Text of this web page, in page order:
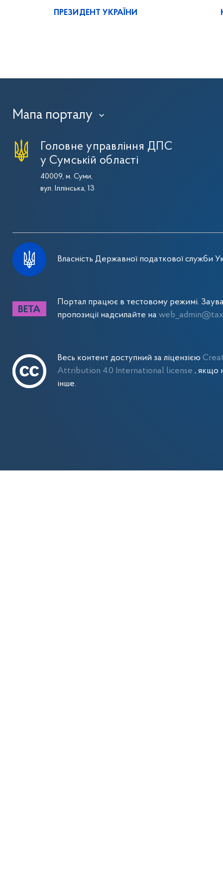
ПРЕЗИДЕНТ УКРАЇНИ
Мапа порталу ›
Головне управління ДПС
у Сумській області
40009, м. Суми,
вул. Іллінська, 13
Власність Державної податкової служби
Портал працює в тестовому режимі.
пропозиції надсилайте на
Весь контент доступний за ліцензією
Attribution 4.0 International license , якщо
інше.